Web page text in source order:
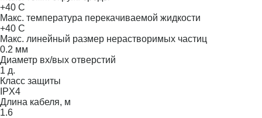
+40 С
Макс. температура перекачиваемой жидкости
+40 С
Макс. линейный размер нерастворимых частиц
0.2 мм
Диаметр вх/вых отверстий
1 д.
Класс защиты
IPX4
Длина кабеля, м
1.6